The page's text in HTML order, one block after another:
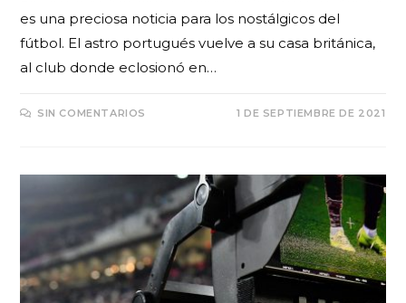
es una preciosa noticia para los nostálgicos del
fútbol. El astro portugués vuelve a su casa británica,
al club donde eclosionó en…
SIN COMENTARIOS 1 DE SEPTIEMBRE DE 2021